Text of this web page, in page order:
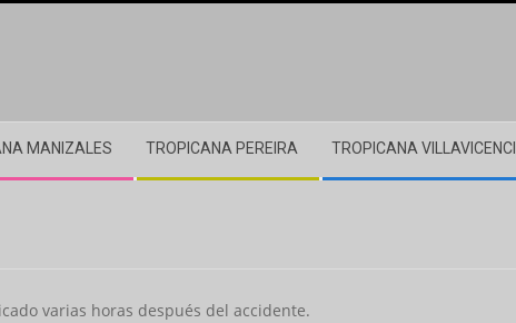
MANIZALES TROPICANA PEREIRA TROPICANA
varias horas después del accidente.